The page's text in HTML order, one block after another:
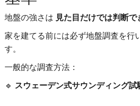
地盤の強さは 見た目だけでは判断で
家を建てる前には必ず地盤調査を行
す。
一般的な調査方法：
🔹 スウェーデン式サウンディング試